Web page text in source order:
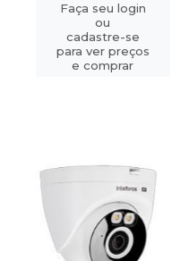
Faça seu login
ou
cadastre-se
para ver preços
e comprar